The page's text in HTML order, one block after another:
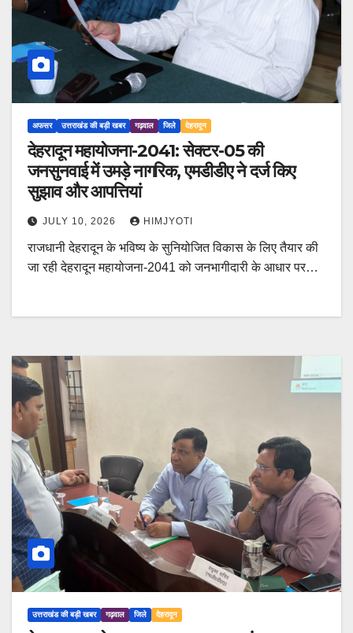
अफसर उत्तराखंड की बड़ी खबर गढ़वाल जिले देहरादून
देहरादून महायोजना-2041: सेक्टर-05 की
जनसुनवाई में उमड़े नागरिक, एमडीडीए ने दर्ज किए
सुझाव और आपत्तियां
JULY 10, 2026 HIMJYOTI
राजधानी देहरादून के भविष्य के सुनियोजित विकास के लिए तैयार की
जा रही देहरादून महायोजना-2041 को जनभागीदारी के आधार पर…
उत्तराखंड की बड़ी खबर गढ़वाल जिले देहरादून